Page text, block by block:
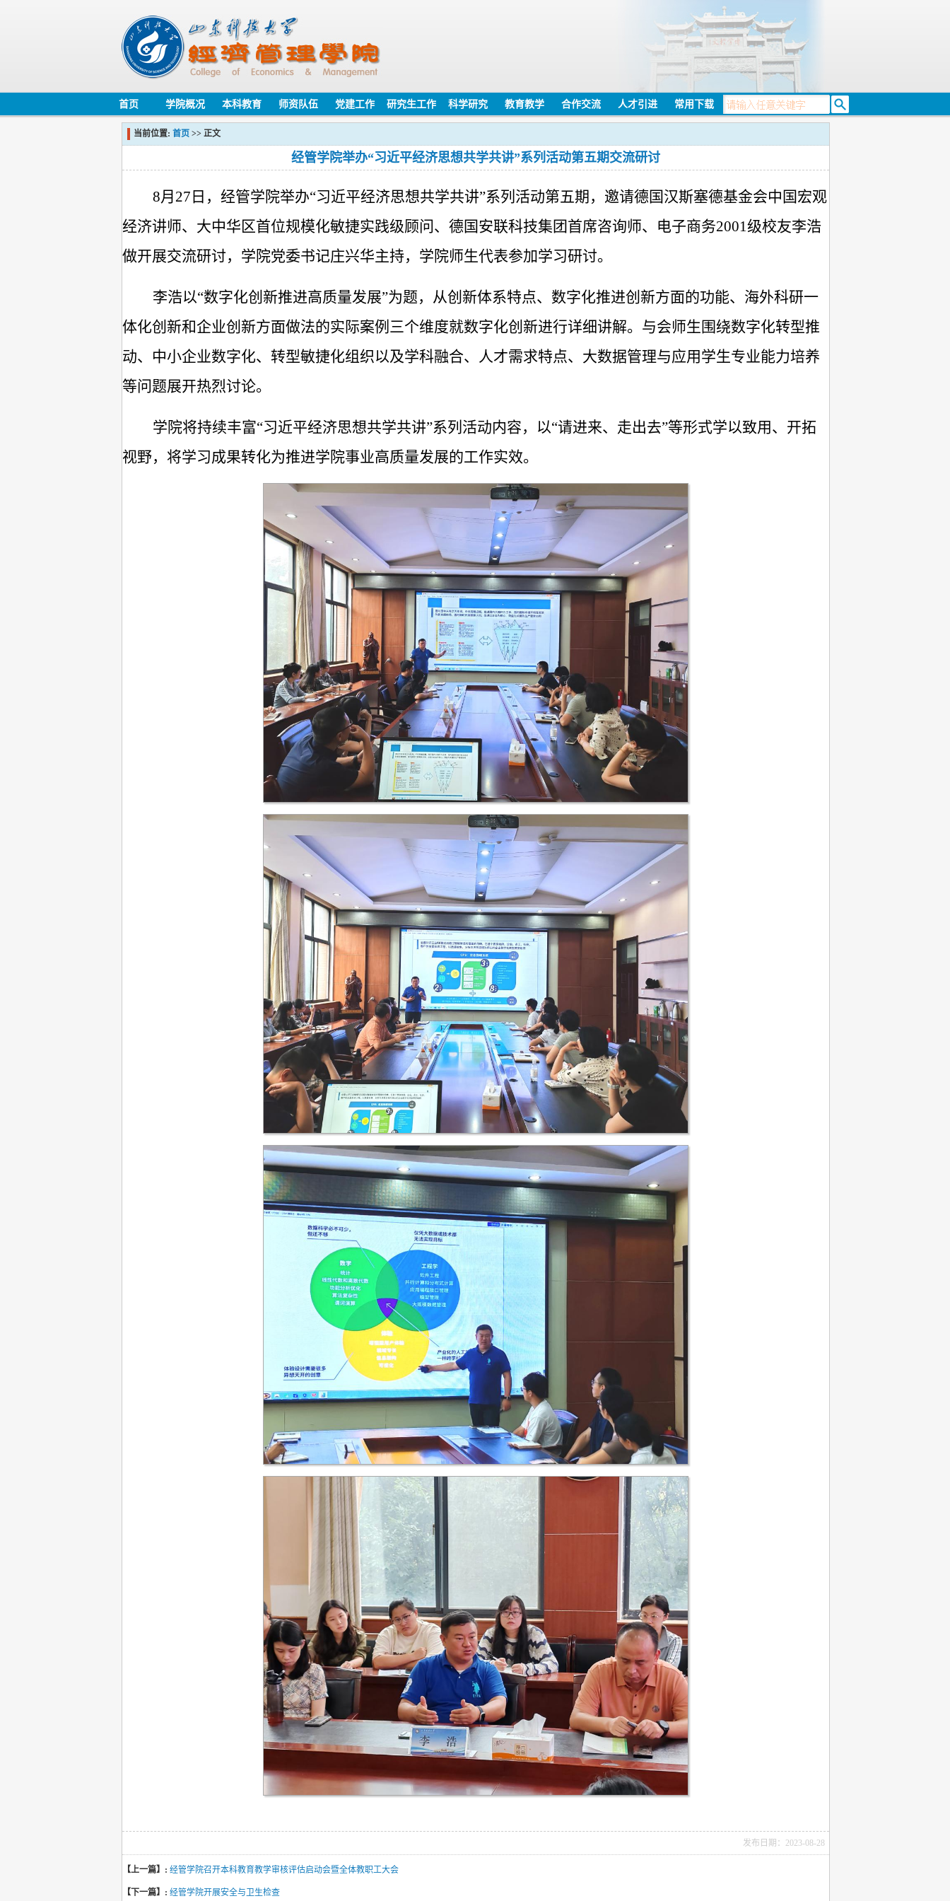
首页 学院概况 本科教育 师资队伍 党建工作 研究生工作 科学研究 教育教学 合作交流 人才引进 常用下载
当前位置: 首页 >> 正文
经管学院举办“习近平经济思想共学共讲”系列活动第五期交流研讨
8月27日，经管学院举办“习近平经济思想共学共讲”系列活动第五期，邀请德国汉斯塞德基金会中国宏观
经济讲师、大中华区首位规模化敏捷实践级顾问、德国安联科技集团首席咨询师、电子商务2001级校友李浩
做开展交流研讨，学院党委书记庄兴华主持，学院师生代表参加学习研讨。
李浩以“数字化创新推进高质量发展”为题，从创新体系特点、数字化推进创新方面的功能、海外科研一
体化创新和企业创新方面做法的实际案例三个维度就数字化创新进行详细讲解。与会师生围绕数字化转型推
动、中小企业数字化、转型敏捷化组织以及学科融合、人才需求特点、大数据管理与应用学生专业能力培养
等问题展开热烈讨论。
学院将持续丰富“习近平经济思想共学共讲”系列活动内容，以“请进来、走出去”等形式学以致用、开拓
视野，将学习成果转化为推进学院事业高质量发展的工作实效。
发布日期：2023-08-28
【上一篇】: 经管学院召开本科教育教学审核评估启动会暨全体教职工大会
【下一篇】: 经管学院开展安全与卫生检查